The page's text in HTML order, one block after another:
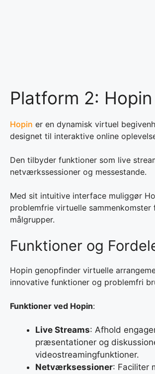
Platform 2: Hopin
Hopin er en dynamisk virtuel
designet til interaktive online
Den tilbyder funktioner som live
netværkssessioner og messestande.
Med sit intuitive interface muliggør
problemfrie virtuelle
målgrupper.
Funktioner og
Hopin genopfinder virtuelle
innovative funktioner og problemfri
Funktioner ved Hopin:
Live Streams: Afhold
præsentationer og
videostreamingfunktioner.
Netværksessioner: Faciliter